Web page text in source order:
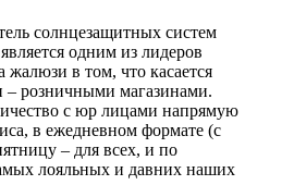
солнцезащитных систем
одним из лидеров
жалюзи в том, что касается
– розничными магазинами.
с юр лицами напрямую
в ежедневном формате (с
– для всех, и по
лояльных и давних наших